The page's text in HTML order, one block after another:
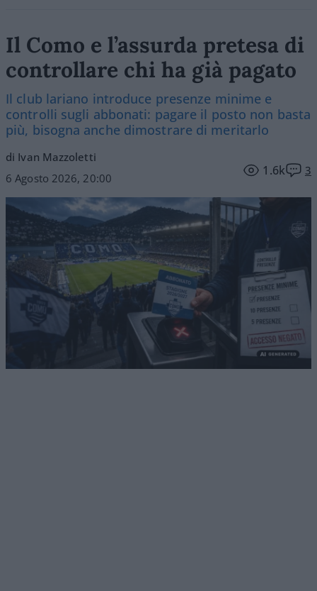
Il Como e l’assurda pretesa di
controllare chi ha già pagato
Il club lariano introduce presenze minime e
controlli sugli abbonati: pagare il posto non basta
più, bisogna anche dimostrare di meritarlo
di Ivan Mazzoletti
6 Agosto 2026, 20:00
1.6k 3